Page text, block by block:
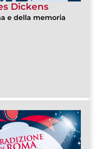
Dickens
e della memoria